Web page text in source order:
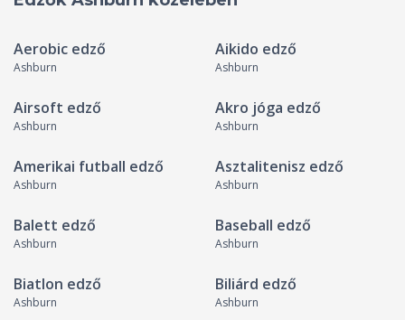
Aerobic edző
Ashburn
Aikido edző
Ashburn
Airsoft edző
Ashburn
Akro jóga edző
Ashburn
Amerikai futball edző
Ashburn
Asztalitenisz edző
Ashburn
Balett edző
Ashburn
Baseball edző
Ashburn
Biatlon edző
Ashburn
Biliárd edző
Ashburn